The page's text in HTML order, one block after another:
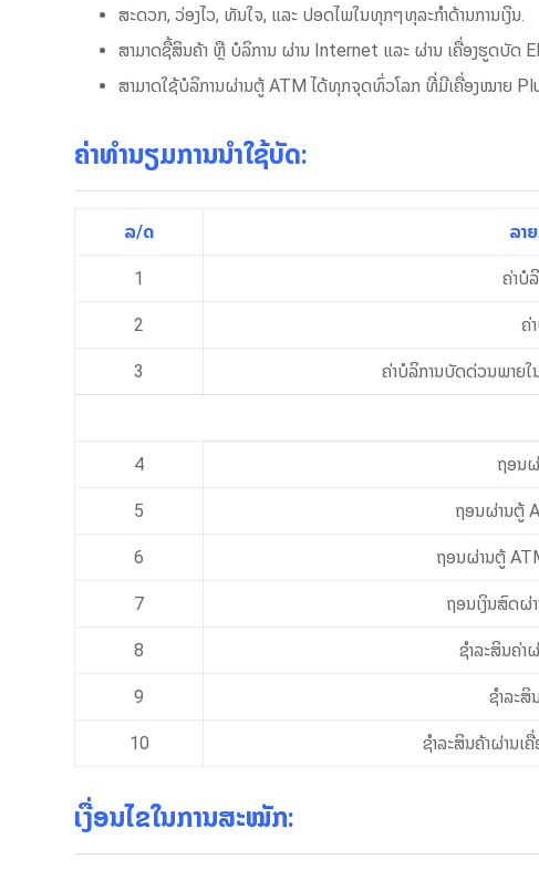
ສະດວກ, ວ່ອງໄວ, ທັນໃຈ, ແລະ ປອດໄພໃນທຸກໆທຸລະກຳດ້ານການເງິນ.
ສາມາດຊື້​ສິນຄ້າ ຫຼື ບໍລິການ ຜ່ານ Internet ແລະ ຜ່ານ ເຄື່ອງຮູດບັດ
ສາມາດ​ໃຊ້ບໍລິການຜ່ານຕູ້ ATM ໄດ້ທຸກຈຸດທົ່ວ​ໂລກ ທີ່​ມີ​ເຄື່ອງໝາຍ
ຄ່າທໍານຽມການນຳໃຊ້ບັດ:
ລ/ດ ລາ
1 ຄ່າບໍ
2 ຄ່
3 ຄ່າບໍລິການບັດດ່ວນພາຍໃ
4 ຖອນ
5 ຖອນຜ່ານຕູ້
6 ຖອນຜ່ານຕູ້
7 ຖອນເງິນສົດຜ່
8 ຊຳລະສິນຄ່າ
9 ຊໍາລະ
10 ຊຳລະສິນຄ້າຜ່ານເ
ເງື່ອນໄຂໃນການສະໝັກ: